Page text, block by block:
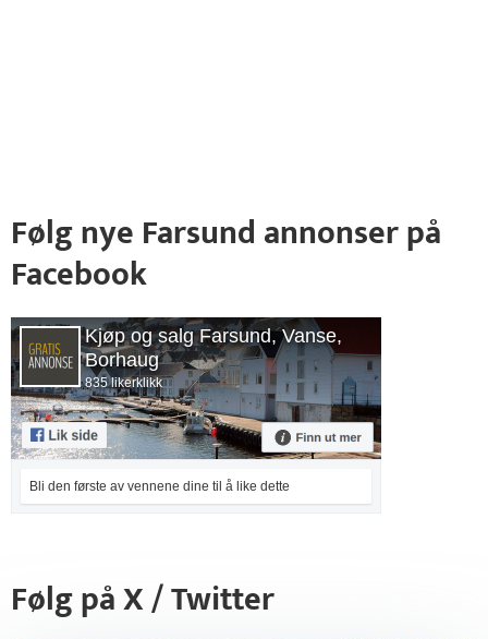
Følg nye Farsund annonser på
Facebook
Kjøp og salg Farsund, Vanse,
Borhaug
835 likerklikk
Bli den første av vennene dine til å like dette
Følg på X / Twitter